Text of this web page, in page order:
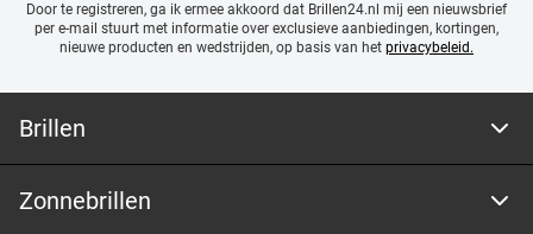
Door te registreren, ga ik ermee akkoord dat Brillen24.nl mij een nieuwsbrief
per e-mail stuurt met informatie over exclusieve aanbiedingen, kortingen,
nieuwe producten en wedstrijden, op basis van het privacybeleid.
Brillen
Zonnebrillen